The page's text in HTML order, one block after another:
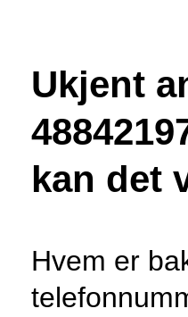
Ukjent
kan det
Hvem er